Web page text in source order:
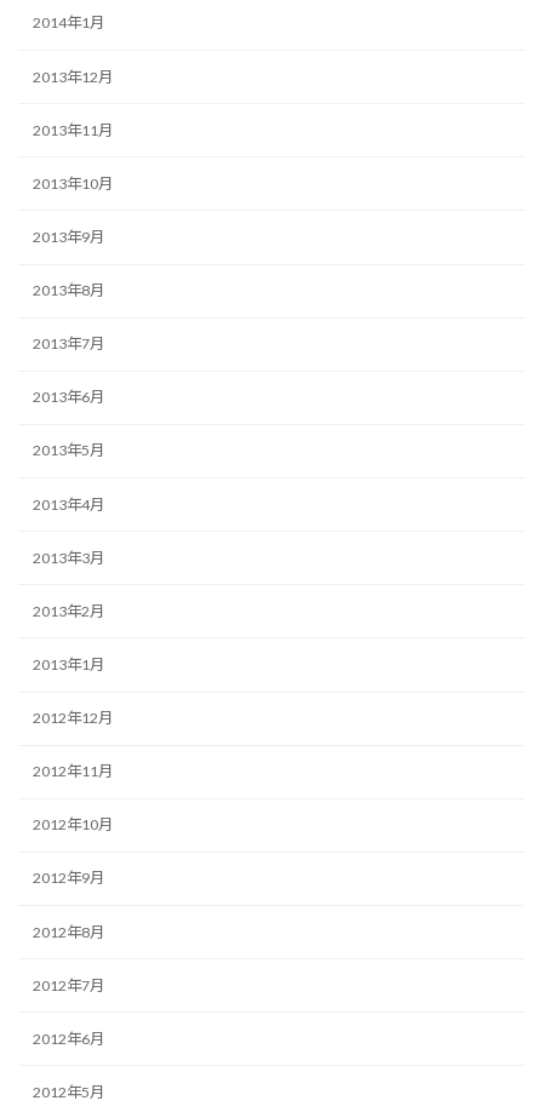
2014年1月
2013年12月
2013年11月
2013年10月
2013年9月
2013年8月
2013年7月
2013年6月
2013年5月
2013年4月
2013年3月
2013年2月
2013年1月
2012年12月
2012年11月
2012年10月
2012年9月
2012年8月
2012年7月
2012年6月
2012年5月